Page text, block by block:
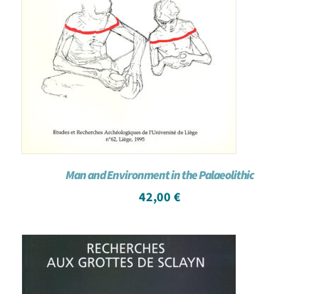
Man and Environment in the Palaeolithic
42,00 €